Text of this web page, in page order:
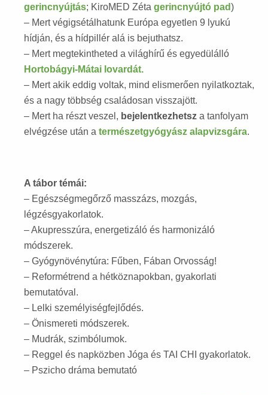
gerincnyújtás; KiroMED Zéta gerincnyújtó pad)
– Mert végigsétálhatunk Európa egyetlen 9 lyukú
hídján, és a hídpillér alá is bejuthatsz.
– Mert megtekintheted a világhírű és egyedülálló
Hortobágyi-Mátai lovardát.
– Mert akik eddig voltak, mind elismerően nyilatkoztak,
és a nagy többség családosan visszajött.
– Mert ha részt veszel, bejelentkezhetsz a tanfolyam
elvégzése után a természetgyógyász alapvizsgára.
A tábor témái:
– Egészségmegőrző masszázs, mozgás,
légzésgyakorlatok.
– Akupresszúra, energetizáló és harmonizáló
módszerek.
– Gyógynövénytúra: Fűben, Fában Orvosság!
– Reformétrend a hétköznapokban, gyakorlati
bemutatóval.
– Lelki személyiségfejlődés.
– Önismereti módszerek.
– Mudrák, szimbólumok.
– Reggel és napközben Jóga és TAI CHI gyakorlatok.
– Pszicho dráma bemutató